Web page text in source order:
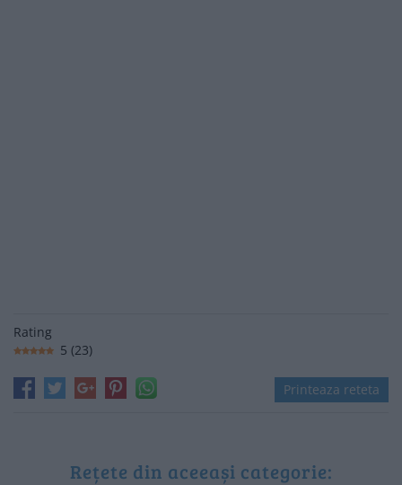
Rating
5 (23)
Printeaza reteta
Rețete din aceeași categorie: